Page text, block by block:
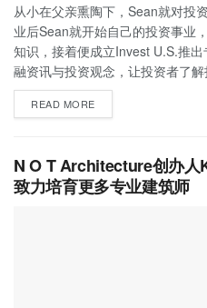
从小在父亲熏陶下，Sean就对投
业后Sean就开始自己的投资事业
知识，接着便成立Invest U.S.推
融资讯与投资观念，让投资者了解
READ MORE
N O T Architecture创办
致力培育更多专业建筑师